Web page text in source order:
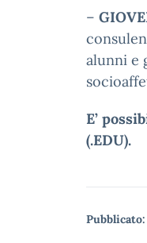
–
alunni e
E’
(.EDU).
Pubblicato: